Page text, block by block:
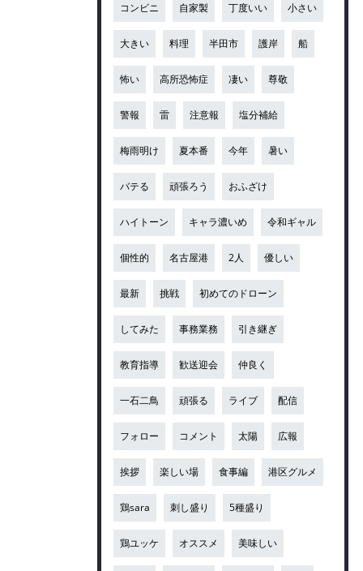
コンビニ 自家製 丁度いい 小さい
大きい 料理 半田市 護岸 船
怖い 高所恐怖症 凄い 尊敬
警報 雷 注意報 塩分補給
梅雨明け 夏本番 今年 暑い
バテる 頑張ろう おふざけ
ハイトーン キャラ濃いめ 令和ギャル
個性的 名古屋港 2人 優しい
最新 挑戦 初めてのドローン
してみた 事務業務 引き継ぎ
教育指導 歓送迎会 仲良く
一石二鳥 頑張る ライブ 配信
フォロー コメント 太陽 広報
挨拶 楽しい場 食事編 港区グルメ
鶏sara 刺し盛り 5種盛り
鶏ユッケ オススメ 美味しい